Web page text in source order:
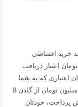
خرید اقساطی
میتوانند تا سقف 10 میلیون تومان اعتبار دریافت
اعتباری که به شما
اختصاص می یابد بیشتر باشد، میتوانید مبلغ 10 میلیون تومان از گلدن 8
پرداخت، خودتان